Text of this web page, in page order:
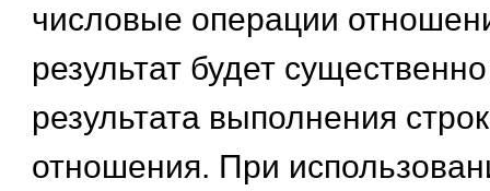
числовые операции
результат будет
результата выполнения
отношения. При